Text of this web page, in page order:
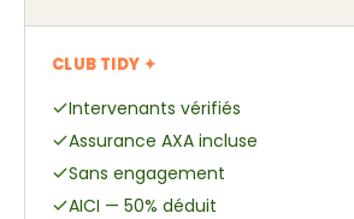
CLUB TIDY ✦
Intervenants vérifiés
Assurance AXA incluse
Sans engagement
AICI — 50% déduit